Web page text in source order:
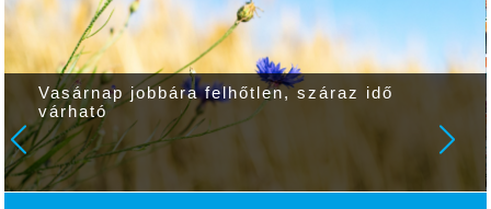
Vasárnap jobbára felhőtlen, száraz idő
várható